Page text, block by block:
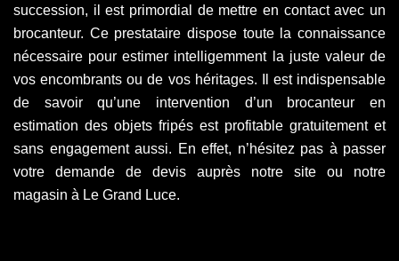
succession, il est primordial de mettre en contact avec un
brocanteur. Ce prestataire dispose toute la connaissance
nécessaire pour estimer intelligemment la juste valeur de
vos encombrants ou de vos héritages. Il est indispensable
de savoir qu’une intervention d’un brocanteur en
estimation des objets fripés est profitable gratuitement et
sans engagement aussi. En effet, n’hésitez pas à passer
votre demande de devis auprès notre site ou notre
magasin à Le Grand Luce.